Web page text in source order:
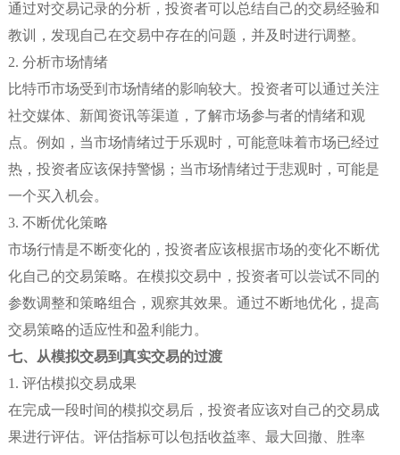
通过对交易记录的分析，投资者可以总结自己的交易经验和
教训，发现自己在交易中存在的问题，并及时进行调整。
2. 分析市场情绪
比特币市场受到市场情绪的影响较大。投资者可以通过关注
社交媒体、新闻资讯等渠道，了解市场参与者的情绪和观
点。例如，当市场情绪过于乐观时，可能意味着市场已经过
热，投资者应该保持警惕；当市场情绪过于悲观时，可能是
一个买入机会。
3. 不断优化策略
市场行情是不断变化的，投资者应该根据市场的变化不断优
化自己的交易策略。在模拟交易中，投资者可以尝试不同的
参数调整和策略组合，观察其效果。通过不断地优化，提高
交易策略的适应性和盈利能力。
七、从模拟交易到真实交易的过渡
1. 评估模拟交易成果
在完成一段时间的模拟交易后，投资者应该对自己的交易成
果进行评估。评估指标可以包括收益率、最大回撤、胜率